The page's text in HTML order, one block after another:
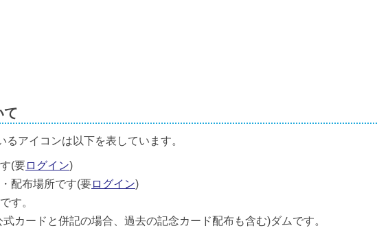
て
アイコンは以下を表しています。
(要ログイン)
配布場所です(要ログイン)
す。
カードと併記の場合、過去の記念カード配布も含む)ダムです。